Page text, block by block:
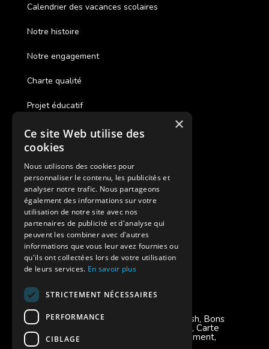
Calendrier des vacances scolaires
Notre histoire
Notre engagement
Charte qualité
Projet éducatif
Des colonies de vacances inclusives
Assurances annulations
Aides financières pour partir en colonie
Charte de confidentialité
Vacances Adaptées Adulte Supernova
Modes de règlement acceptés
Chèque, Virement, Espèces, Mandats cash, Bons
CAF, Conseil général, Chèques vacances, Carte
bancaire, Prise en charge reçu sans règlement,
Prélèvement, Pass Colo
×
Ce site Web utilise des
cookies
Nous utilisons des cookies pour
personnaliser le contenu, les publicités et
analyser notre trafic. Nous partageons
également des informations sur votre
utilisation de notre site avec nos
partenaires de publicité et d'analyse qui
peuvent les combiner avec d'autres
informations que vous leur avez fournies ou
qu'ils ont collectées lors de votre utilisation
de leurs services. En savoir plus
STRICTEMENT NÉCESSAIRES
PERFORMANCE
CIBLAGE